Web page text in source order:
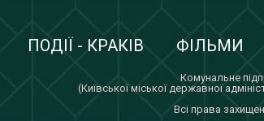
ПОДІЇ - КРАКІВ ФІЛЬМИ
Комунальне
(Київської міської державної
Всi права